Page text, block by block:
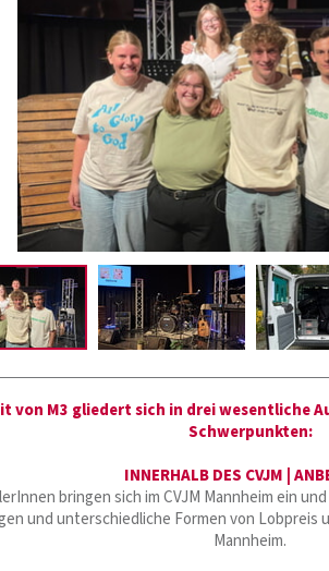
von M3 gliedert sich in drei wesentliche
Schwerpunkten:
INNERHALB DES CVJM |
bringen sich im CVJM Mannheim ein
und unterschiedliche Formen von Lobpreis
Mannheim.